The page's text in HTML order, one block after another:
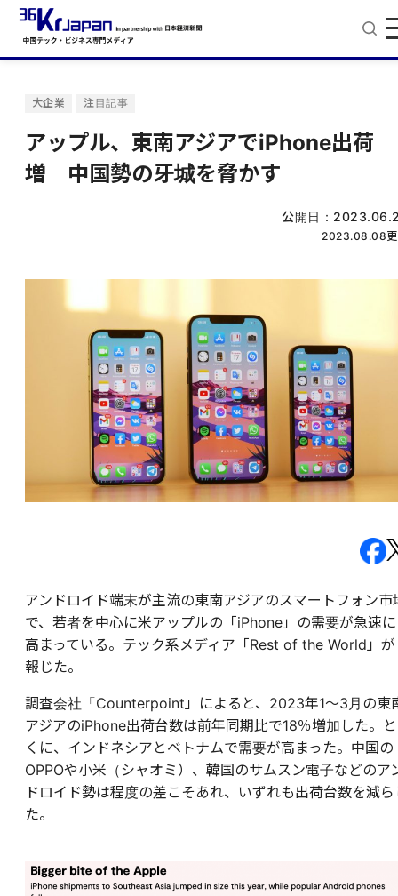
大企業 注目記事
アップル、東南アジアでiPhone出荷
増 中国勢の牙城を脅かす
公開日：
2023.08.08
アンドロイド端末が主流の東南アジアのスマートフォン市
で、若者を中心に米アップルの「iPhone」の需要が急速に
高まっている。テック系メディア「Rest of the World」が
報じた。
調査会社「Counterpoint」によると、2023年1〜3月の東
アジアのiPhone出荷台数は前年同期比で18％増加した。と
くに、インドネシアとベトナムで需要が高まった。中国の
OPPOや小米（シャオミ）、韓国のサムスン電子などのア
ドロイド勢は程度の差こそあれ、いずれも出荷台数を減ら
た。